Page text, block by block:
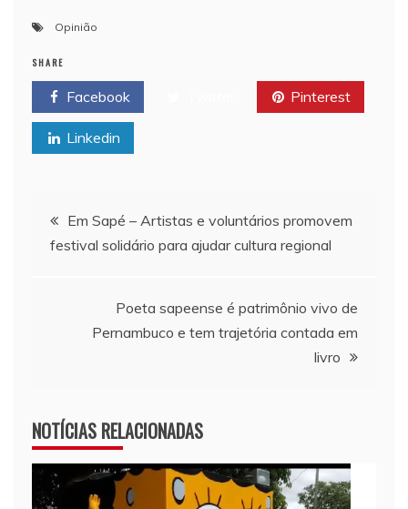
Opinião
SHARE
Facebook Pinterest
Linkedin
Navegação de Post
Em Sapé – Artistas e voluntários promovem
festival solidário para ajudar cultura regional
Poeta sapeense é patrimônio vivo de
Pernambuco e tem trajetória contada em
livro
NOTÍCIAS RELACIONADAS